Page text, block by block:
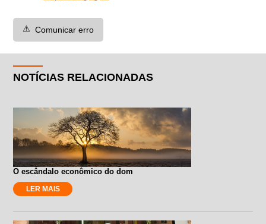
⚠️ Comunicar erro
NOTÍCIAS RELACIONADAS
O escândalo econômico do dom
LER MAIS